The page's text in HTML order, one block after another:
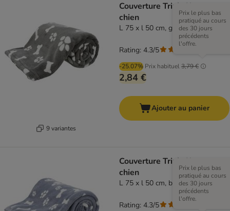
9 variantes
Couverture Trixie Kenny pour
chien
L 75 x l 50 cm, gris
-25.07% Prix habituel3,79 €
Prix le plus bas
pratiqué au cours
des 30 jours
précédents
l'offre.
2,84 €
Rating: 4.3/5
Ajouter au panier
Couverture Trixie Kenny pour
chien
L 75 x l 50 cm, bleu
Prix le plus bas
pratiqué au cours
des 30 jours
précédents
l'offre.
Rating: 4.3/5